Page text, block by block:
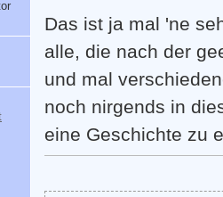
Das ist ja mal 'ne
alle, die nach der
und mal
noch nirgends in
eine Geschichte zu